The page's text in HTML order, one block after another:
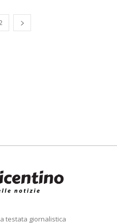
testata giornalistica